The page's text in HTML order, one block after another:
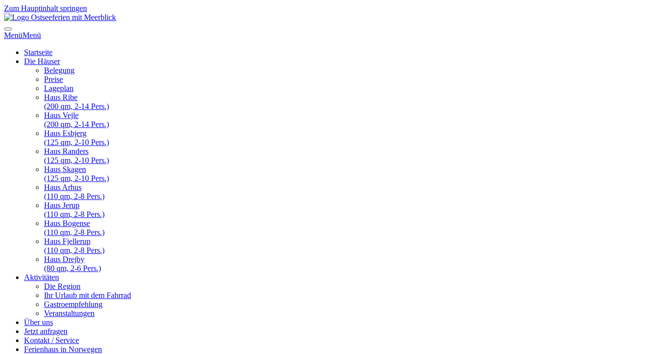
Zum Hauptinhalt springen
MenüMenü
Startseite
Die Häuser
Belegung
Preise
Lageplan
Haus Ribe
(200 qm, 2-14 Pers.)
Haus Vejle
(200 qm, 2-14 Pers.)
Haus Esbjerg
(125 qm, 2-10 Pers.)
Haus Randers
(125 qm, 2-10 Pers.)
Haus Skagen
(125 qm, 2-10 Pers.)
Haus Arhus
(110 qm, 2-8 Pers.)
Haus Jerup
(110 qm, 2-8 Pers.)
Haus Bogense
(110 qm, 2-8 Pers.)
Haus Fjellerup
(110 qm, 2-8 Pers.)
Haus Drejby
(80 qm, 2-6 Pers.)
Aktivitäten
Die Region
Ihr Urlaub mit dem Fahrrad
Gastroempfehlung
Veranstaltungen
Über uns
Jetzt anfragen
Kontakt / Service
Ferienhaus in Norwegen